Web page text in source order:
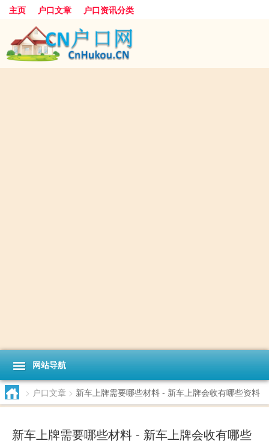
主页 户口文章 户口资讯分类
网站导航
> 户口文章 > 新车上牌需要哪些材料 - 新车上牌会收有哪些资料
新车上牌需要哪些材料 - 新车上牌会收有哪些